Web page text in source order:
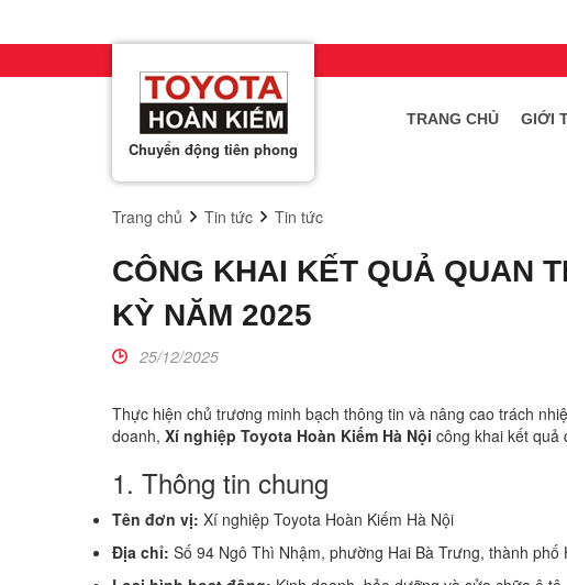
Chuyển động tiên phong
TRANG CHỦ GIỚI
Khuấy
• Nhiên liệu : Xăng
+ Biến thiên vô cấp
Trang chủ Tin tức Tin tức
CÔNG KHAI KẾT QUẢ QUAN
KỲ NĂM 2025
25/12/2025
Thực hiện chủ trương minh bạch thông tin và nâng cao trách
doanh, Xí nghiệp Toyota Hoàn Kiếm Hà Nội công khai kết quả
1. Thông tin chung
Tên đơn vị: Xí nghiệp Toyota Hoàn Kiếm Hà Nội
Địa chỉ: Số 94 Ngô Thì Nhậm, phường Hai Bà Trưng, thành phố